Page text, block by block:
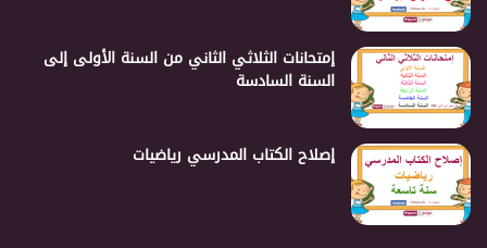
إمتحانات الثلاثي الثاني من السنة الأولى إلى
السنة السادسة
إصلاح الكتاب المدرسي رياضيات